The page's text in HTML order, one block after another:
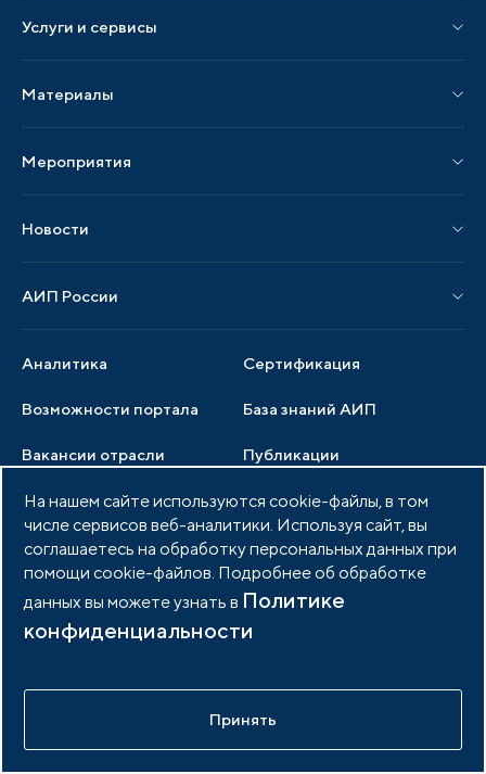
Парки по регионам
Услуги и сервисы
Услуги по локализации
Аналитика Сертификация
Возможности портала
Материалы
Публикации СМИ и статьи
Образцы документов
База знаний АИП
Вакансии отрасли
Мероприятия
Мероприятия отрасли
Новости
Новости отрасли
Публикации
Медиатека Тендеры
АИП России
Члены ассоциации
Услуги ассоциации
Документы АИП
Партнеры ассоциации
Фото и видео
Членство в АИП Войти в личный кабинет
idem.agency
На нашем сайте используются cookie-файлы, в том
числе сервисов веб-аналитики. Используя сайт, вы
соглашаетесь на обработку персональных данных при
помощи cookie-файлов. Подробнее об обработке
данных вы можете узнать в Политике
конфиденциальности
Принять